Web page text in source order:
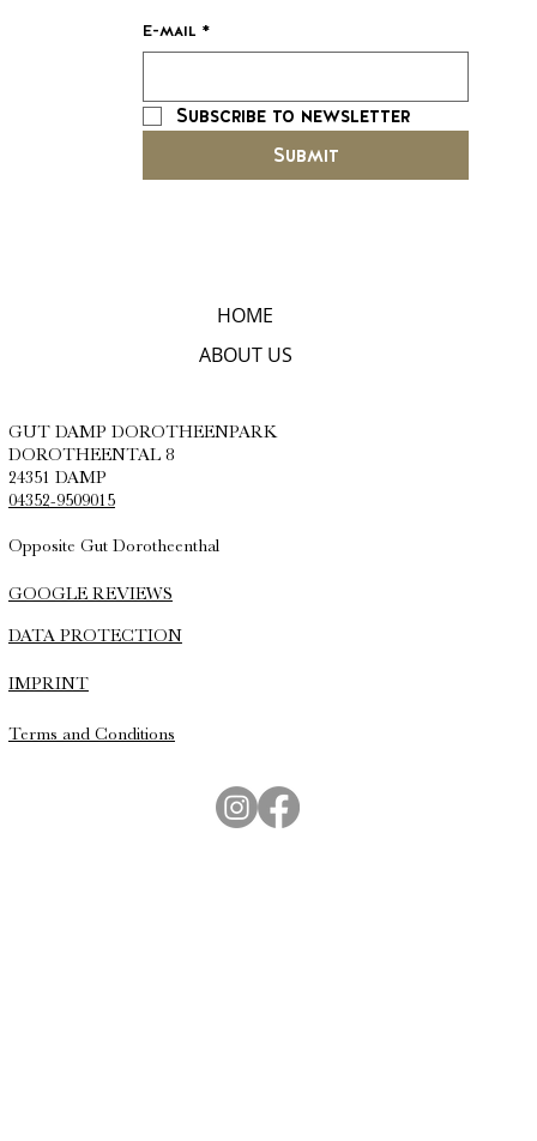
HOME
ABOUT US
GUT DAMP DOROTHEENPARK
DOROTHEENTAL 8
24351 DAMP
04352-9509015
Opposite Gut Dorotheenthal
GOOGLE REVIEWS
DATA PROTECTION
IMPRINT
Terms and Conditions
E-mail *
Subscribe to newsletter
Submit